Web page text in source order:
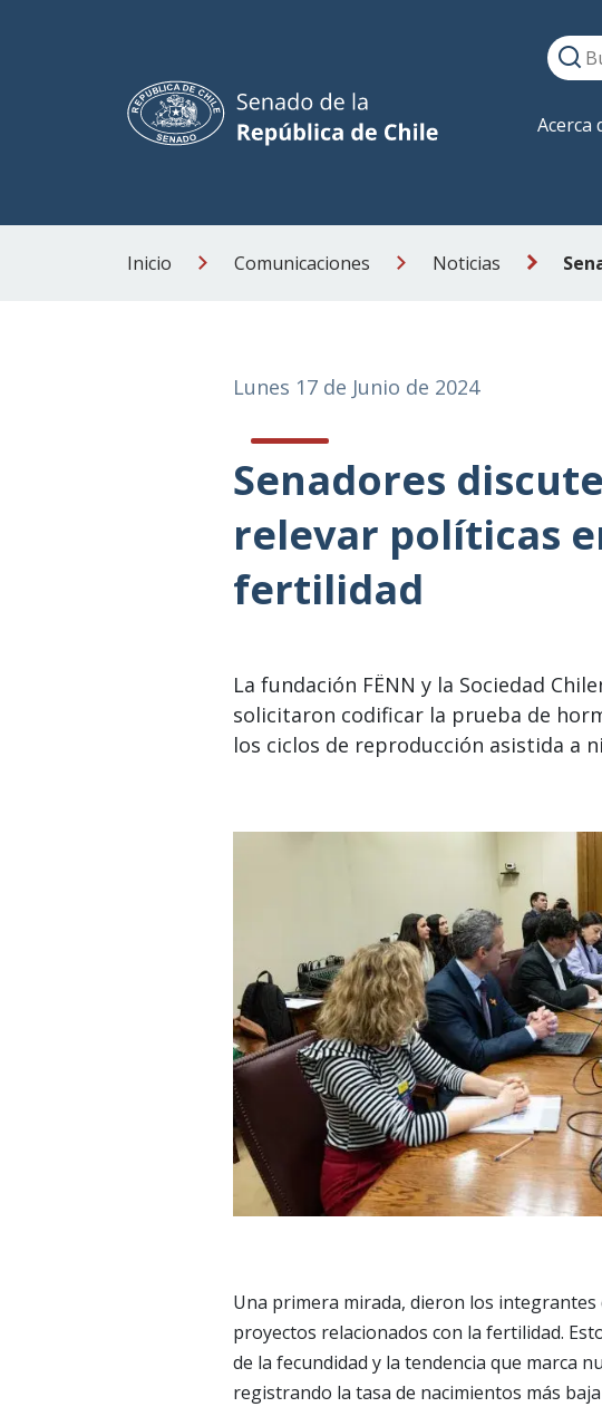
Acerca
Inicio Comunicaciones Noticias
Lunes 17 de Junio de 2024
Senadores
relevar políticas
fertilidad
La fundación FËNN y la Sociedad
solicitaron codificar la prueba de
los ciclos de reproducción asistida a
Una primera mirada, dieron los integrantes
proyectos relacionados con la fertilidad.
de la fecundidad y la tendencia que marca
registrando la tasa de nacimientos más